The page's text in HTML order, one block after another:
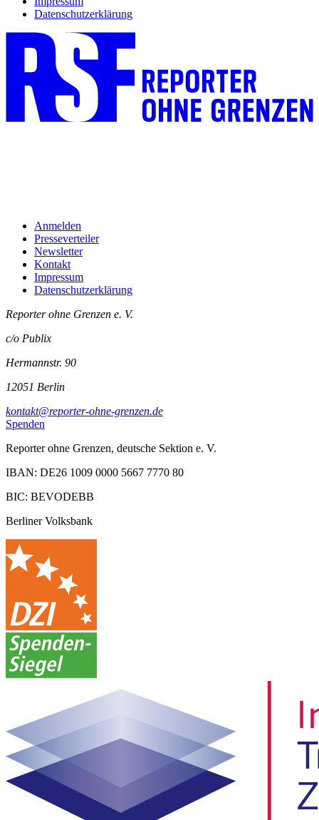
Datenschutzerklärung
Anmelden
Presseverteiler
Newsletter
Kontakt
Impressum
Datenschutzerklärung
Reporter ohne Grenzen e. V.
c/o Publix
Hermannstr. 90
12051 Berlin
kontakt@reporter-ohne-grenzen.de
Spenden
Reporter ohne Grenzen, deutsche Sektion e. V.
IBAN: DE26 1009 0000 5667 7770 80
BIC: BEVODEBB
Berliner Volksbank